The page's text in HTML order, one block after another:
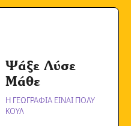
Ψάξε Λύσε
Μάθε
Η ΓΕΩΓΡΑΦΙΑ ΕΙΝΑΙ ΠΟΛΥ
ΚΟΥΛ